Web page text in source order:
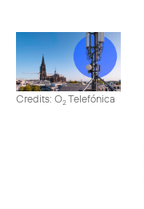
Credits: O2Telefónica